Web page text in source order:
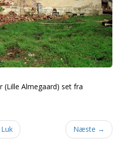
(Lille Almegaard) set fra
Luk Næste →